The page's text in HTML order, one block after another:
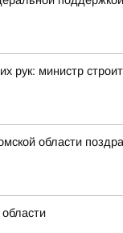
рук: министр
области